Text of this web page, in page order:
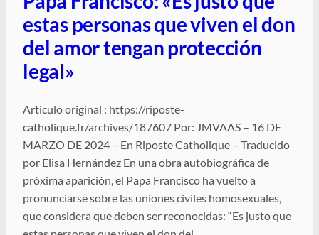
estas personas que viven el don
del amor tengan protección
legal»
Articulo original : https://riposte-
catholique.fr/archives/187607 Por: JMVAAS – 16 DE
MARZO DE 2024 – En Riposte Catholique – Traducido
por Elisa Hernández En una obra autobiográfica de
próxima aparición, el Papa Francisco ha vuelto a
pronunciarse sobre las uniones civiles homosexuales,
que considera que deben ser reconocidas: “Es justo que